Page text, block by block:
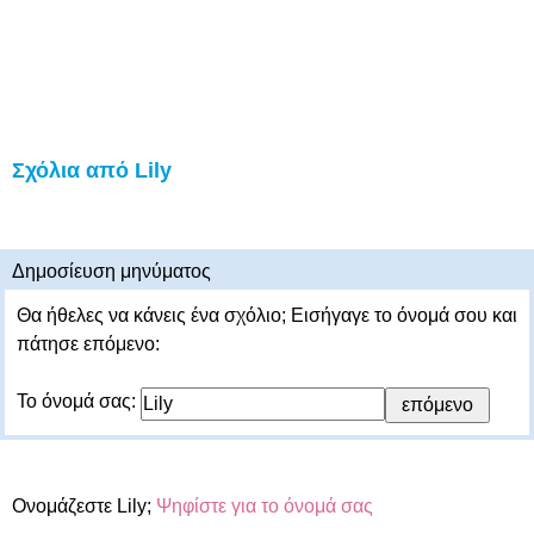
Σχόλια από Lily
Δημοσίευση μηνύματος
Θα ήθελες να κάνεις ένα σχόλιο; Εισήγαγε το όνομά σου και
πάτησε επόμενο:
Το όνομά σας:
Ονομάζεστε Lily; Ψηφίστε για το όνομά σας